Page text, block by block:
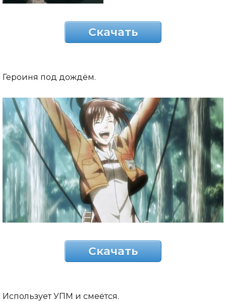
Скачать
Героиня под дождём.
Скачать
Использует УПМ и смеётся.